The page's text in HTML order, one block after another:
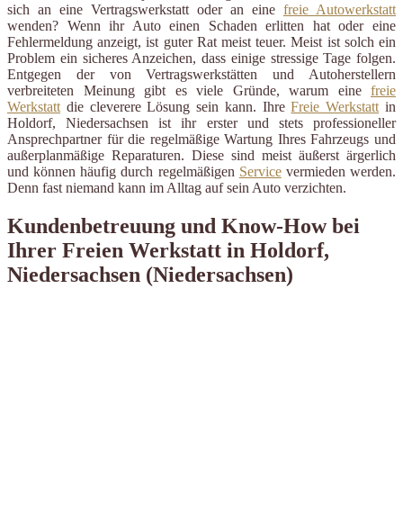
sich an eine Vertragswerkstatt oder an eine freie Autowerkstatt
wenden? Wenn ihr Auto einen Schaden erlitten hat oder eine
Fehlermeldung anzeigt, ist guter Rat meist teuer. Meist ist solch ein
Problem ein sicheres Anzeichen, dass einige stressige Tage folgen.
Entgegen der von Vertragswerkstätten und Autoherstellern
verbreiteten Meinung gibt es viele Gründe, warum eine freie
Werkstatt die cleverere Lösung sein kann. IhreFreie Werkstatt in
Holdorf, Niedersachsen ist ihr erster und stets professioneller
Ansprechpartner für die regelmäßige Wartung Ihres Fahrzeugs und
außerplanmäßige Reparaturen. Diese sind meist äußerst ärgerlich
und können häufig durch regelmäßigen Servicevermieden werden.
Denn fast niemand kann im Alltag auf sein Auto verzichten.
Kundenbetreuung und Know-How bei
Ihrer Freien Werkstatt in Holdorf,
Niedersachsen (Niedersachsen)